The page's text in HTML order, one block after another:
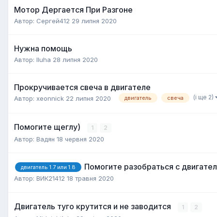
Мотор Дергается При Разгоне
Автор: Сергей412 29 липня 2020
Нужна помощь
Автор: Iluha 28 липня 2020
Прокручивается свеча в двигателе
Автор: xeonnick 22 липня 2020 двигатель свеча (і ще 2)
Помогите щеглу) 1 2
Автор: Вадян 18 червня 2020
двигатель 1.7 или 1.8 Помогите разобраться с
Автор: ВИК21412 18 травня 2020
Двигатель туго крутится и не заводится 1 2